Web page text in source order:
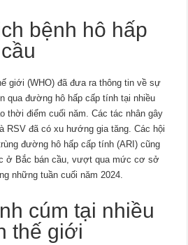
bệnh hô hấp
giới (WHO) đã đưa ra thông tin về sự
qua đường hô hấp cấp tính tại nhiều
thời điểm cuối năm. Các tác nhân gây
RSV đã có xu hướng gia tăng. Các hội
đường hô hấp cấp tính (ARI) cũng
ở Bắc bán cầu, vượt qua mức cơ sở
những tuần cuối năm 2024.
cúm tại nhiều
thế giới